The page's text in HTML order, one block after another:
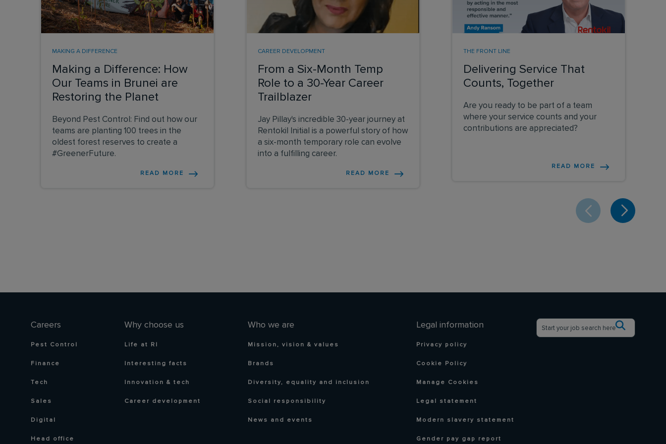
Making a Difference: How
Our Teams in Brunei are
Restoring the Planet
MAKING A DIFFERENCE
Beyond Pest Control: Find out how our
teams are planting 100 trees in the
oldest forest reserves to create a
#GreenerFuture.
READ MORE
From a Six-Month Temp
Role to a 30-Year Career
Trailblazer
CAREER DEVELOPMENT
Jay Pillay's incredible 30-year journey at
Rentokil Initial is a powerful story of how
a six-month temporary role can evolve
into a fulfilling career.
READ MORE
Delivering Service That
Counts, Together
THE FRONT LINE
Are you ready to be part of a team
where your service counts and your
contributions are appreciated?
READ MORE
Careers
Pest Control
Finance
Tech
Sales
Digital
Head office
Why choose us
Life at RI
Interesting facts
Innovation & tech
Career development
Who we are
Mission, vision & values
Brands
Diversity, equality and inclusion
Social responsibility
News and events
Legal information
Privacy policy
Cookie Policy
Manage Cookies
Legal statement
Modern slavery statement
Gender pay gap report